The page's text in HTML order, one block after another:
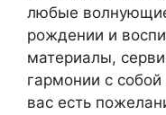
любые
рождении и
материалы,
гармонии с
вас есть